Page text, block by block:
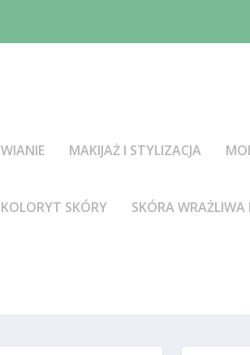
MAKIJAŻ I STYLIZACJA
SKÓRY SKÓRA